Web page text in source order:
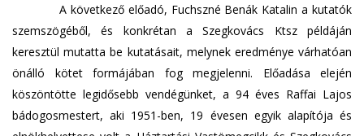
A következő előadó, Fuchszné Benák Katalin a kutatók
szemszögéből, és konkrétan a Szegkovács Ktsz példáján
keresztül mutatta be kutatásait, melynek eredménye várhatóan
önálló kötet formájában fog megjelenni. Előadása elején
köszöntötte legidősebb vendégünket, a 94 éves Raffai Lajos
bádogosmestert, aki 1951-ben, 19 évesen egyik alapítója és